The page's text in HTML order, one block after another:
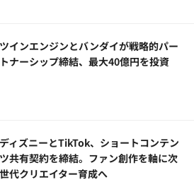
ツインエンジンとバンダイが戦略的パー
トナーシップ締結、最大40億円を投資
ディズニーとTikTok、ショートコンテン
ツ共有契約を締結。ファン創作を軸に次
世代クリエイター育成へ